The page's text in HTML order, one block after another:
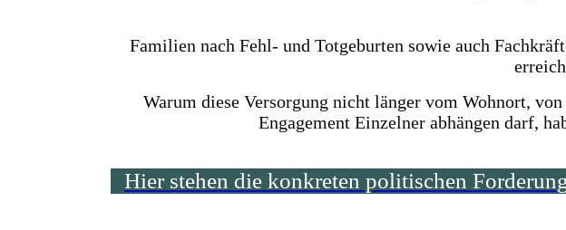
Familien nach Fehl- und Totgeburten sowie auch
Warum diese Versorgung nicht länger vom Wohnort,
Engagement Einzelner abhängen darf,
Hier stehen die konkreten politischen